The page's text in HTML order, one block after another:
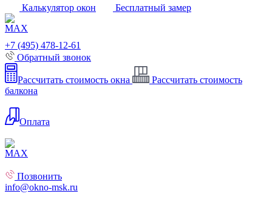
Калькулятор окон Бесплатный замер
+7 (495) 478-12-61
Обратный звонок
Рассчитать стоимость окна
Рассчитать стоимость
балкона
Оплата
Позвонить
info@okno-msk.ru